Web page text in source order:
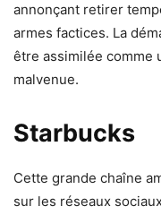
annonçant retirer
armes factices. La
être assimilée comme
malvenue.
Starbucks
Cette grande chaîne
sur les réseaux